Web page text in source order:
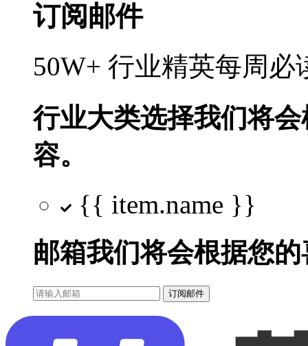
订阅邮件
50W+ 行业精英每周
行业大类选择我们将
容。
{{ item.name }}
邮箱我们将会根据您
订阅邮件